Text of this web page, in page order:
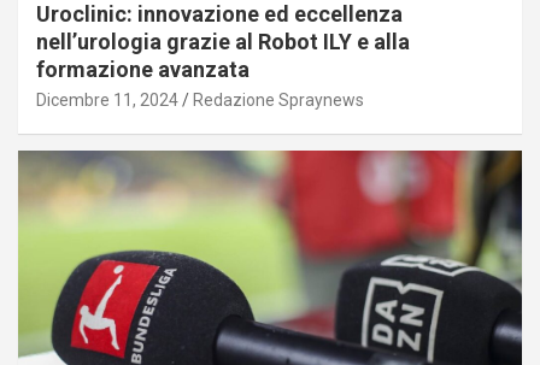
Uroclinic: innovazione ed eccellenza
nell’urologia grazie al Robot ILY e alla
formazione avanzata
Dicembre 11, 2024 Redazione Spraynews